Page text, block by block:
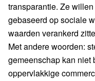
transparantie. Ze
gebaseerd op sociale
waarden verankerd
Met andere woorden:
gemeenschap kan niet
oppervlakkige